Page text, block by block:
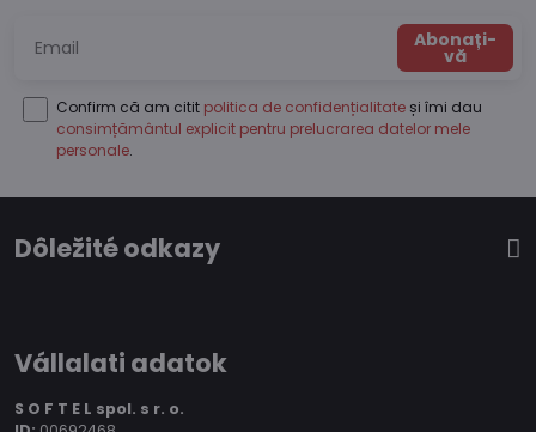
Abonați-
vă
Confirm că am citit politica de confidențialitate și îmi dau
consimțământul explicit pentru prelucrarea datelor mele
personale.
Dôležité odkazy
Vállalati adatok
S O F T E L spol. s r. o.